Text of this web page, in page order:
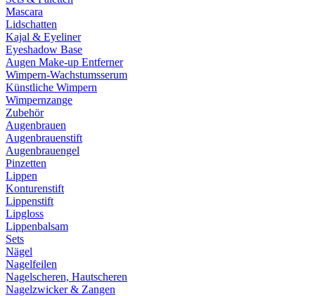
Mascara
Lidschatten
Kajal & Eyeliner
Eyeshadow Base
Augen Make-up Entferner
Wimpern-Wachstumsserum
Künstliche Wimpern
Wimpernzange
Zubehör
Augenbrauen
Augenbrauenstift
Augenbrauengel
Pinzetten
Lippen
Konturenstift
Lippenstift
Lipgloss
Lippenbalsam
Sets
Nägel
Nagelfeilen
Nagelscheren, Hautscheren
Nagelzwicker & Zangen